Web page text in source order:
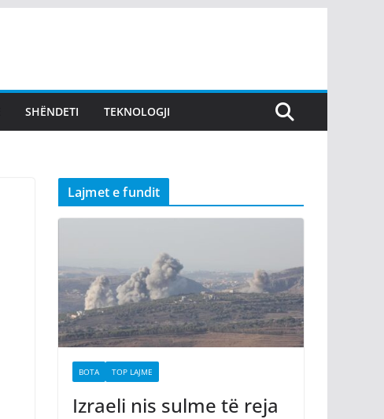
SHËNDETI TEKNOLOGJI
Lajmet e fundit
BOTA TOP LAJME
Izraeli nis sulme të reja